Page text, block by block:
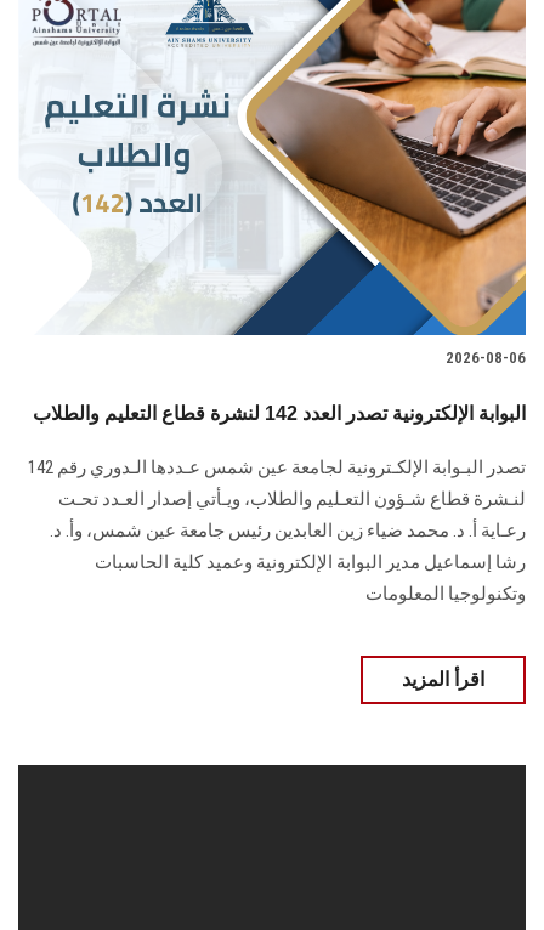
تواصل معنا
الطلاب
الدراسات العليا
سجل الان
2026-08-06
البوابة الإلكترونية تصدر العدد 142 لنشرة قطاع التعليم والطلاب
تصدر البـوابة الإلكـترونية لجامعة عين شمس عـددها الـدوري رقم 142
لنـشرة قطاع شـؤون التعـليم ‏والطلاب‎، ويـأتي إصدار العـدد تحـت
رعـاية أ. د. محمد ضياء زين العابدين رئيس جامعة عين شمس، وأ. د.
‏رشا إسماعيل مدير البوابة الإلكترونية وعميد كلية الحاسبات
وتكنولوجيا المعلومات
اقرأ المزيد